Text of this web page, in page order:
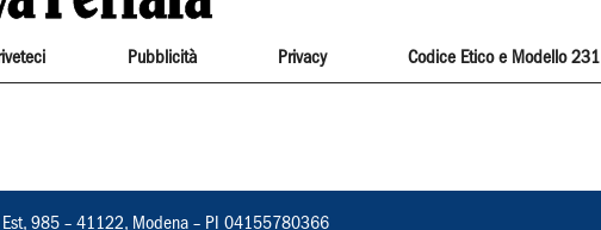
Pubblicità Privacy Codice Etico e Modello 231
Est, 985 – 41122, Modena – PI 04155780366